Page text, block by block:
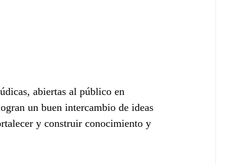
abiertas al público en
un buen intercambio de ideas
y construir conocimiento y